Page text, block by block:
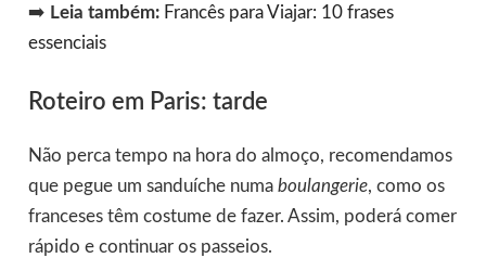
➡️ Leia também: Francês para Viajar: 10 frases
essenciais
Roteiro em Paris: tarde
Não perca tempo na hora do almoço, recomendamos
que pegue um sanduíche numa boulangerie, como os
franceses têm costume de fazer. Assim, poderá comer
rápido e continuar os passeios.